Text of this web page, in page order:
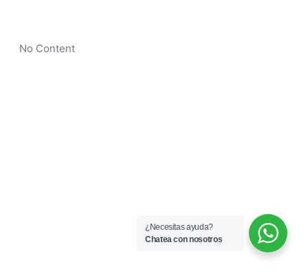
No Content
¿Necesitas ayuda?
Chatea con nosotros